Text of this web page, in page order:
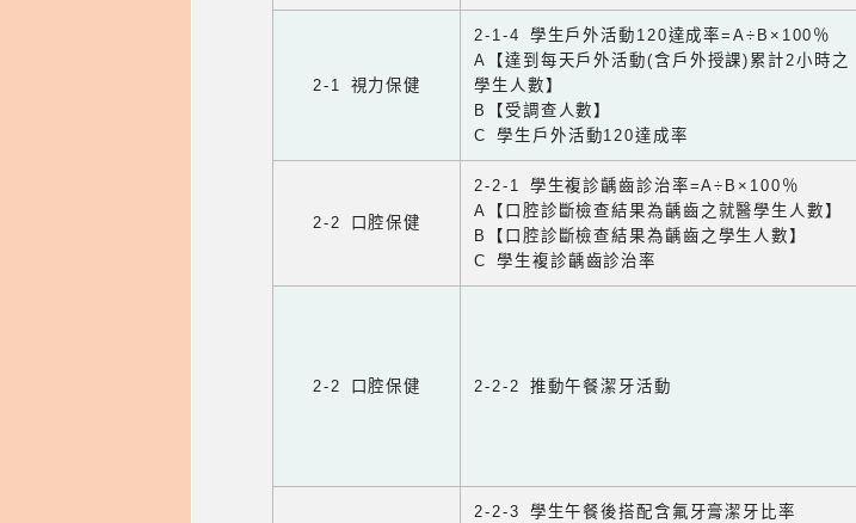
2-1 視力保健
2-1-4 學生戶外活動120達成率=A÷B×100％
A【達到每天戶外活動(含戶外授課)累計2小時之
學生人數】
B【受調查人數】
C 學生戶外活動120達成率
2-2 口腔保健
2-2-1 學生複診齲齒診治率=A÷B×100％
A【口腔診斷檢查結果為齲齒之就醫學生人數】
B【口腔診斷檢查結果為齲齒之學生人數】
C 學生複診齲齒診治率
2-2 口腔保健 2-2-2 推動午餐潔牙活動
2-2-3 學生午餐後搭配含氟牙膏潔牙比率